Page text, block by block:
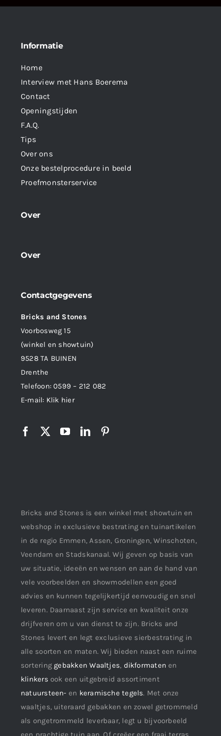
Informatie
Home
Interview met Hans Boerema
Contact
Openingstijden
F.A.Q.
Tips
Over ons
Onze bestelprocedure in beeld
Proefmonsterservice
Over
Over
Contactgegevens
Bricks and Stones
Voorbosweg 15
(winkel en showtuin)
9528 TA BUINEN
Drenthe
Telefoon:0599 – 212 082
E-mail: Klik hier
Bricks and Stones is een winkel met showtuin en
webshop in exclusieve bestrating en tuinartikelen
in de regio Emmen, Assen, Groningen, Winschoten,
Veendam en Stadskanaal. Wij geven op basis van
uw situatie, ideeën en wensen en aan de hand van
vele voorbeelden en showmodellen een goed
advies en kunnen tegelijkertijd eenvoudig en snel
leveren. Daarnaast zijn service en kwaliteit onze
drijfveren om u van dienst te zijn. Bricks and
Stones levert en legt exclusieve sierbestrating in
alle soorten en maten. Wij bieden naast een ruime
sortering gebakken Waaltjes, dikformaten en
klinkers ook een uitgebreid assortiment
natuursteen- en keramische tegels. Met onze
waaltjes, uiteraard gebakken en zowel getrommeld
als ongetrommeld leverbaar, legt u bijvoorbeeld